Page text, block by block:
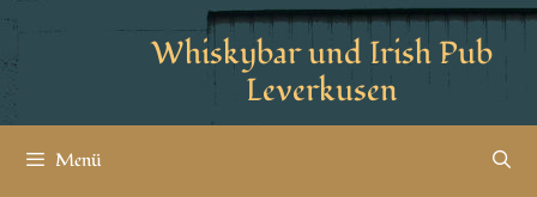
Whiskybar und Irish Pub
Leverkusen
Menü